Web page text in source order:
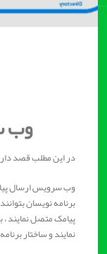
وب
در این مطلب قصد
برنامه نویسان
پیامک متصل نمایند ،
نمایند و ساختار